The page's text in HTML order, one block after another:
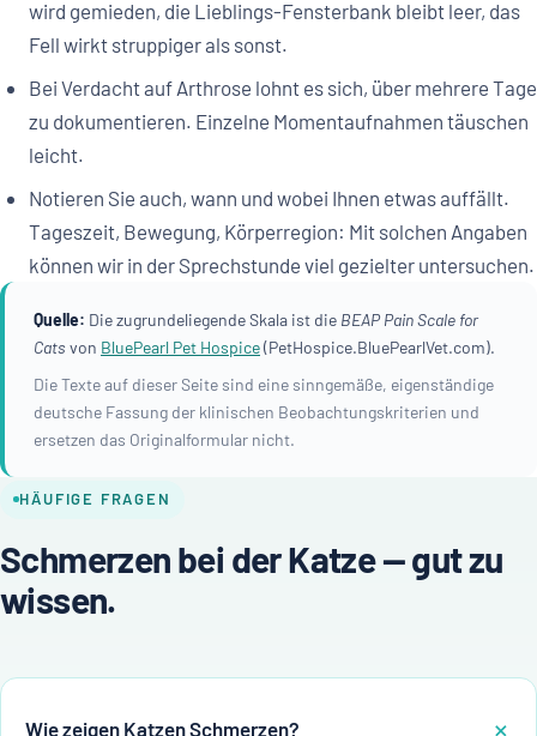
wird gemieden, die Lieblings-Fensterbank bleibt leer, das
Fell wirkt struppiger als sonst.
Bei Verdacht auf Arthrose lohnt es sich, über mehrere Tage
zu dokumentieren. Einzelne Momentaufnahmen täuschen
leicht.
Notieren Sie auch, wann und wobei Ihnen etwas auffällt.
Tageszeit, Bewegung, Körperregion: Mit solchen Angaben
können wir in der Sprechstunde viel gezielter untersuchen.
Quelle: Die zugrundeliegende Skala ist die BEAP Pain Scale for
Catsvon BluePearl Pet Hospice(PetHospice.BluePearlVet.com).
Die Texte auf dieser Seite sind eine sinngemäße, eigenständige
deutsche Fassung der klinischen Beobachtungskriterien und
ersetzen das Originalformular nicht.
HÄUFIGE FRAGEN
Schmerzen bei der Katze — gut zu
wissen.
Wie zeigen Katzen Schmerzen?